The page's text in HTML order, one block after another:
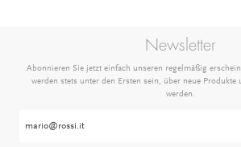
Newsletter
Abonnieren Sie jetzt einfach unseren regelmäßig
werden stets unter den Ersten sein, über neue
werden.